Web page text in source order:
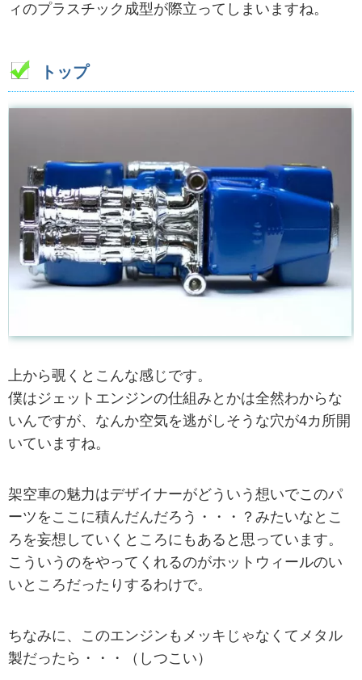
ィのプラスチック成型が際立ってしまいますね。
トップ
上から覗くとこんな感じです。
僕はジェットエンジンの仕組みとかは全然わからな
いんですが、なんか空気を逃がしそうな穴が4カ所開
いていますね。
架空車の魅力はデザイナーがどういう想いでこのパ
ーツをここに積んだんだろう・・・？みたいなとこ
ろを妄想していくところにもあると思っています。
こういうのをやってくれるのがホットウィールのい
いところだったりするわけで。
ちなみに、このエンジンもメッキじゃなくてメタル
製だったら・・・（しつこい）